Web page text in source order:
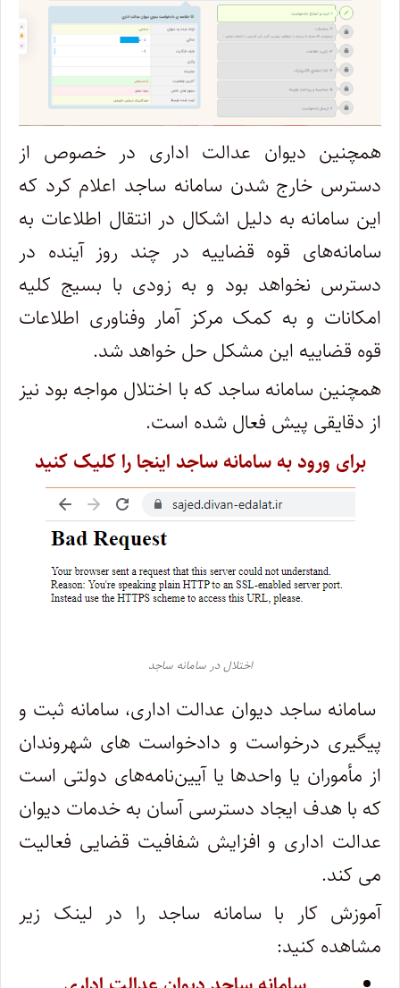
همچنین دیوان عدالت اداری در خصوص از
دسترس خارج شدن سامانه ساجد اعلام کرد که
این سامانه به دلیل اشکال در انتقال اطلاعات به
سامانه‌های قوه قضاییه در چند روز آینده در
دسترس نخواهد بود و به زودی با بسیج کلیه
امکانات و به کمک مرکز آمار وفناوری اطلاعات
قوه قضاییه این مشکل حل خواهد شد.
همچنین سامانه ساجد که با اختلال مواجه بود نیز
از دقایقی پیش فعال شده است.
برای ورود به سامانه ساجد اینجا را کلیک کنید
اختلال در سامانه ساجد
سامانه ساجد دیوان عدالت اداری، سامانه ثبت و
پیگیری درخواست و دادخواست های شهروندان
از مأموران یا واحدها یا آیین‌نامه‌های دولتی است
که با هدف ایجاد دسترسی آسان به خدمات دیوان
عدالت اداری و افزایش شفافیت قضایی فعالیت
می کند.
آموزش کار با سامانه ساجد را در لینک زیر
مشاهده کنید: